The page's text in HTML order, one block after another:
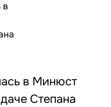
в Минюст
Степана